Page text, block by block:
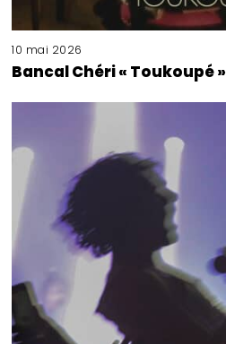
10 mai 2026
Bancal Chéri « Toukoupé »